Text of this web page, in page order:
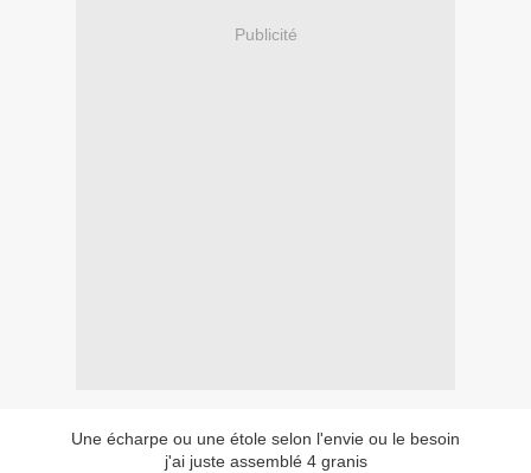
Publicité
Une écharpe ou une étole selon l'envie ou le besoin
j'ai juste assemblé 4 granis